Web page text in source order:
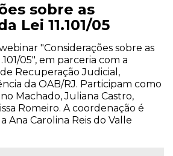
sobre as
Lei 11.101/05
"Considerações sobre as
05", em parceria com a
Recuperação Judicial,
da OAB/RJ. Participam como
Machado, Juliana Castro,
Romeiro. A coordenação é
Ana Carolina Reis do Valle